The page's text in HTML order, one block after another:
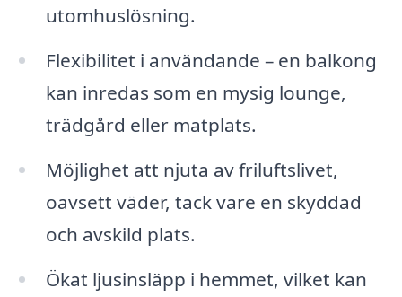
utomhuslösning.
Flexibilitet i användande – en balkong
kan inredas som en mysig lounge,
trädgård eller matplats.
Möjlighet att njuta av friluftslivet,
oavsett väder, tack vare en skyddad
och avskild plats.
Ökat ljusinsläpp i hemmet, vilket kan